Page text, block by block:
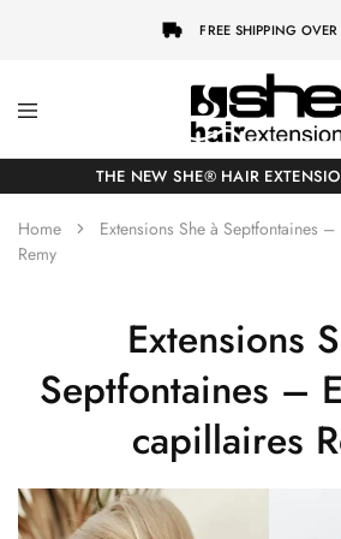
FREE SHIPPING
She-
Hairextensions
Socap
Premium
Hair
THE NEW SHE® HAIR
Home
Extensions She à Septfontaines
Remy
Extensions
Septfontaines –
capillaires